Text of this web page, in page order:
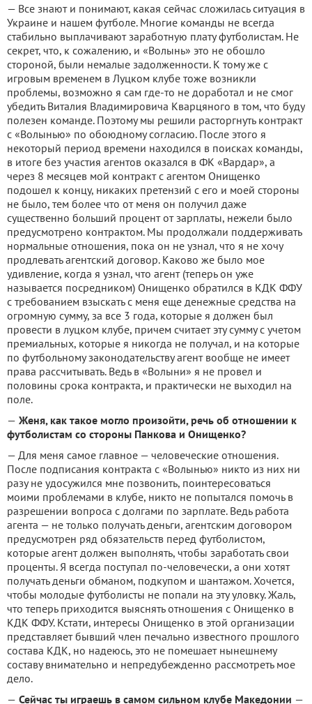
— Все знают и понимают, какая сейчас сложилась ситуация в
Украине и нашем футболе. Многие команды не всегда
стабильно выплачивают заработную плату футболистам. Не
секрет, что, к сожалению, и «Волынь» это не обошло
стороной, были немалые задолженности. К тому же с
игровым временем в Луцком клубе тоже возникли
проблемы, возможно я сам где-то не доработал и не смог
убедить Виталия Владимировича Кварцяного в том, что буду
полезен команде. Поэтому мы решили расторгнуть контракт
с «Волынью» по обоюдному согласию. После этого я
некоторый период времени находился в поисках команды,
в итоге без участия агентов оказался в ФК «Вардар», а
через 8 месяцев мой контракт с агентом Онищенко
подошел к концу, никаких претензий с его и моей стороны
не было, тем более что от меня он получил даже
существенно больший процент от зарплаты, нежели было
предусмотрено контрактом. Мы продолжали поддерживать
нормальные отношения, пока он не узнал, что я не хочу
продлевать агентский договор. Каково же было мое
удивление, когда я узнал, что агент (теперь он уже
называется посредником) Онищенко обратился в КДК ФФУ
с требованием взыскать с меня еще денежные средства на
огромную сумму, за все 3 года, которые я должен был
провести в луцком клубе, причем считает эту сумму с учетом
премиальных, которые я никогда не получал, и на которые
по футбольному законодательству агент вообще не имеет
права рассчитывать. Ведь в «Волыни» я не провел и
половины срока контракта, и практически не выходил на
поле.
— Женя, как такое могло произойти, речь об отношении к
футболистам со стороны Панкова и Онищенко?
— Для меня самое главное — человеческие отношения.
После подписания контракта с «Волынью» никто из них ни
разу не удосужился мне позвонить, поинтересоваться
моими проблемами в клубе, никто не попытался помочь в
разрешении вопроса с долгами по зарплате. Ведь работа
агента — не только получать деньги, агентским договором
предусмотрен ряд обязательств перед футболистом,
которые агент должен выполнять, чтобы заработать свои
проценты. Я всегда поступал по-человечески, а они хотят
получать деньги обманом, подкупом и шантажом. Хочется,
чтобы молодые футболисты не попали на эту уловку. Жаль,
что теперь приходится выяснять отношения с Онищенко в
КДК ФФУ. Кстати, интересы Онищенко в этой организации
представляет бывший член печально известного прошлого
состава КДК, но надеюсь, это не помешает нынешнему
составу внимательно и непредубежденно рассмотреть мое
дело.
— Сейчас ты играешь в самом сильном клубе Македонии —